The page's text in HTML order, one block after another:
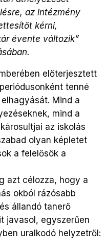
az intézmény
kérni,
évente változik”
előterjesztett
tenné
Mind a
mind a
az iskolás
olyan képletet
a felelősök a
azt célozza, hogy a
okból rázósabb
állandó tanerő
javasol, egyszerűen
uralkodó helyzetről: